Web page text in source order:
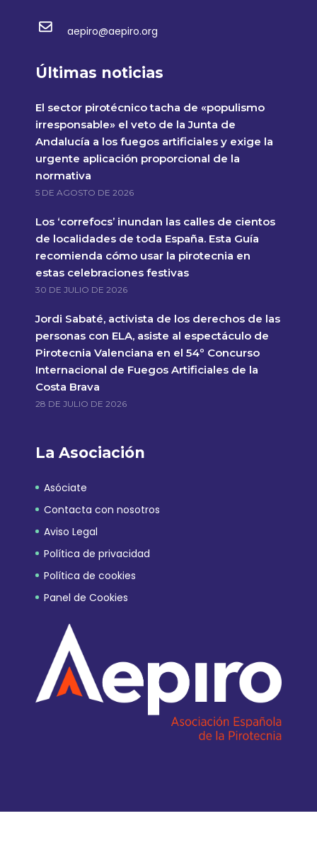
aepiro@aepiro.org
Últimas noticias
El sector pirotécnico tacha de «populismo
irresponsable» el veto de la Junta de
Andalucía a los fuegos artificiales y exige la
urgente aplicación proporcional de la
normativa
5 DE AGOSTO DE 2026
Los ‘correfocs’ inundan las calles de cientos
de localidades de toda España. Esta Guía
recomienda cómo usar la pirotecnia en
estas celebraciones festivas
30 DE JULIO DE 2026
Jordi Sabaté, activista de los derechos de las
personas con ELA, asiste al espectáculo de
Pirotecnia Valenciana en el 54º Concurso
Internacional de Fuegos Artificiales de la
Costa Brava
28 DE JULIO DE 2026
La Asociación
Asóciate
Contacta con nosotros
Aviso Legal
Política de privacidad
Política de cookies
Panel de Cookies